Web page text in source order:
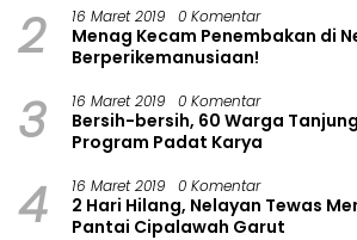
2 16 Maret 2019 0 Komentar
Menag Kecam Penembakan di
Berperikemanusiaan!
3 16 Maret 2019 0 Komentar
Bersih-bersih, 60 Warga
Program Padat Karya
4 16 Maret 2019 0 Komentar
2 Hari Hilang, Nelayan Tewas
Pantai Cipalawah Garut